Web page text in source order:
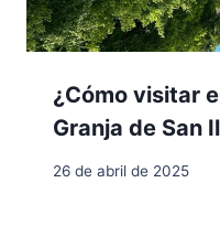
¿Cómo visitar
Granja de San
26 de abril de 2025